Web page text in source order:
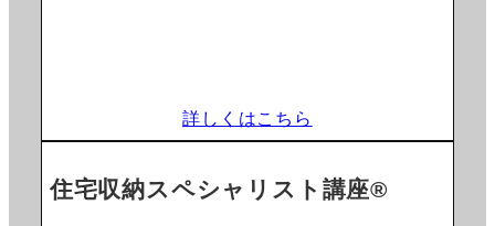
詳しくはこちら
住宅収納スペシャリスト講座®